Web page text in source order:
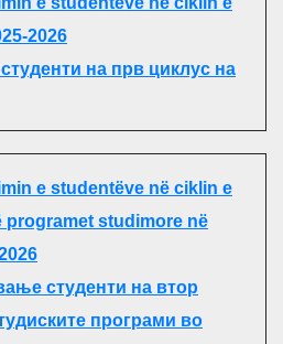
2026
на прв циклус на
e studentëve në ciklin e
programet studimore në
студенти на втор
програми во